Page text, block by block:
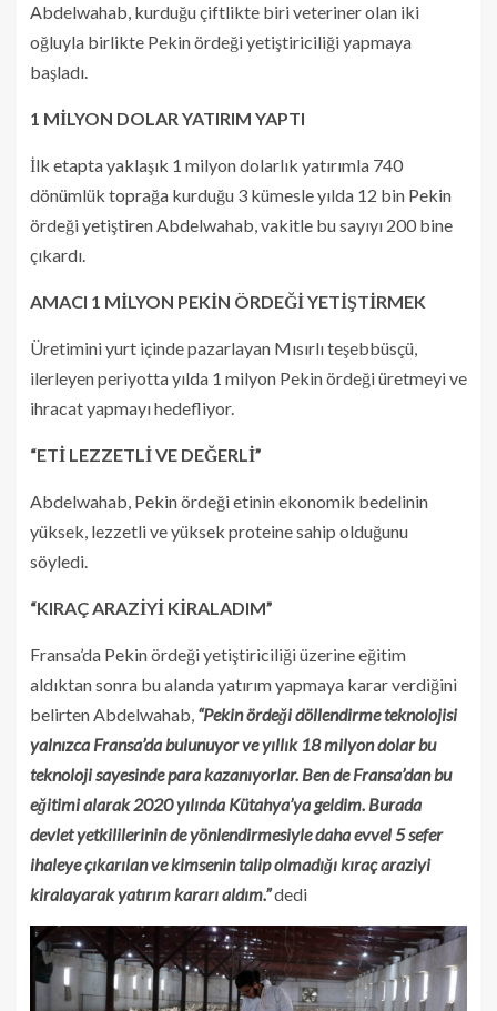
Abdelwahab, kurduğu çiftlikte biri veteriner olan iki
oğluyla birlikte Pekin ördeği yetiştiriciliği yapmaya
başladı.
1 MİLYON DOLAR YATIRIM YAPTI
İlk etapta yaklaşık 1 milyon dolarlık yatırımla 740
dönümlük toprağa kurduğu 3 kümesle yılda 12 bin Pekin
ördeği yetiştiren Abdelwahab, vakitle bu sayıyı 200 bine
çıkardı.
AMACI 1 MİLYON PEKİN ÖRDEĞİ YETİŞTİRMEK
Üretimini yurt içinde pazarlayan Mısırlı teşebbüsçü,
ilerleyen periyotta yılda 1 milyon Pekin ördeği üretmeyi ve
ihracat yapmayı hedefliyor.
“ETİ LEZZETLİ VE DEĞERLİ”
Abdelwahab, Pekin ördeği etinin ekonomik bedelinin
yüksek, lezzetli ve yüksek proteine sahip olduğunu
söyledi.
“KIRAÇ ARAZİYİ KİRALADIM”
Fransa’da Pekin ördeği yetiştiriciliği üzerine eğitim
aldıktan sonra bu alanda yatırım yapmaya karar verdiğini
belirten Abdelwahab, “Pekin ördeği döllendirme teknolojisi
yalnızca Fransa’da bulunuyor ve yıllık 18 milyon dolar bu
teknoloji sayesinde para kazanıyorlar. Ben de Fransa’dan bu
eğitimi alarak 2020 yılında Kütahya’ya geldim. Burada
devlet yetkililerinin de yönlendirmesiyle daha evvel 5 sefer
ihaleye çıkarılan ve kimsenin talip olmadığı kıraç araziyi
kiralayarak yatırım kararı aldım.”dedi